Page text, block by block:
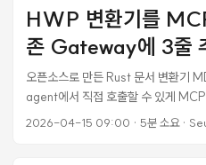
그런데 막상 실제로 알림을 탭해도 앱
도 안 온다. 왜? 탐색해보니 연결된 것
끊겨 있었다. 이 포스트는 그 네 군데
단절마다 왜 그게 2026년에도 여전
HWP 변환기를
존 Gateway에 3줄
오픈소스로 만든 Rust 문서 변환
agent에서 직접 호출할 수 있게
엔 @mdm/mcp-server 독립
2026-04-15 09:00 · 5분 소요·